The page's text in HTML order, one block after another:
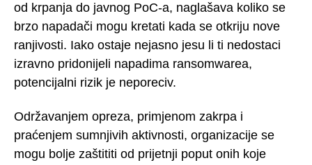
od krpanja do javnog PoC-a, naglašava koliko se
brzo napadači mogu kretati kada se otkriju nove
ranjivosti. Iako ostaje nejasno jesu li ti nedostaci
izravno pridonijeli napadima ransomwarea,
potencijalni rizik je neporeciv.
Održavanjem opreza, primjenom zakrpa i
praćenjem sumnjivih aktivnosti, organizacije se
mogu bolje zaštititi od prijetnji poput onih koje